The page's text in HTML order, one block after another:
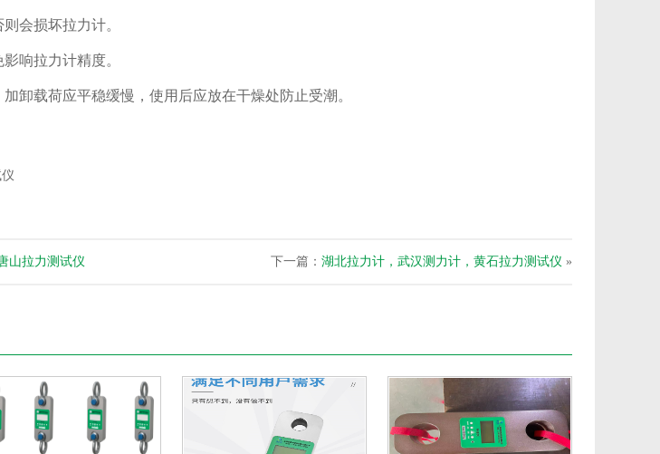
会损坏拉力计。
响拉力计精度。
卸载荷应平稳缓慢，使用后应放在干燥处防止受潮。
山拉力测试仪 下一篇： 湖北拉力计，武汉测力计，黄石拉力测试仪 »